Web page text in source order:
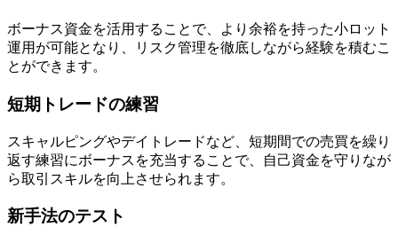
ボーナス資金を活用することで、より余裕を持った小ロット
運用が可能となり、リスク管理を徹底しながら経験を積むこ
とができます。
短期トレードの練習
スキャルピングやデイトレードなど、短期間での売買を繰り
返す練習にボーナスを充当することで、自己資金を守りなが
ら取引スキルを向上させられます。
新手法のテスト